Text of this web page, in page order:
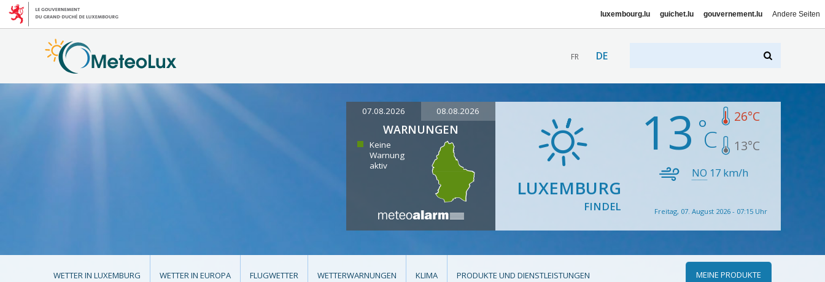
luxembourg.lu guichet.lu gouvernement.lu Andere Seiten
FR DE
07.08.2026 08.08.2026
WARNUNGEN
Keine
Warnung
aktiv
LUXEMBURG
FINDEL
13 26°C
13°C
NO 17 km/h
Freitag, 07. August 2026 - 07:15 Uhr
WETTER IN LUXEMBURG WETTER IN EUROPA FLUGWETTER WETTERWARNUNGEN KLIMA PRODUKTE UND DIENSTLEISTUNGEN MEINE PRODUKTE